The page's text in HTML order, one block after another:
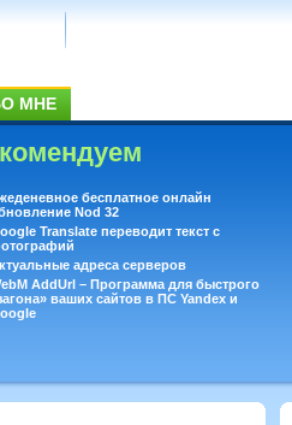
МНЕ
бесплатное онлайн
Nod 32
Translate переводит текст с
адреса серверов
AddUrl – Программа для быстрого
ваших сайтов в ПС Yandex и
вопросы, на которые не может